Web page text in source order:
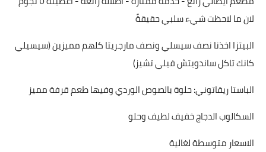
لان ما لاحظت شيء سلبي حقيقةً
البيتزا اخذنا نصف سيسلي ونصف مارجريتا كلهم مميزين (سيسيلي
كانك تاكل ساندويتش فيلي تشيز)
الباستا ريقاتوني: حلوة بالصوص الوردي وفيها طعم قرفة مميز
السكالوب الدجاج خفيف لطيف وحلو
الاسعار متوسطة لغالية